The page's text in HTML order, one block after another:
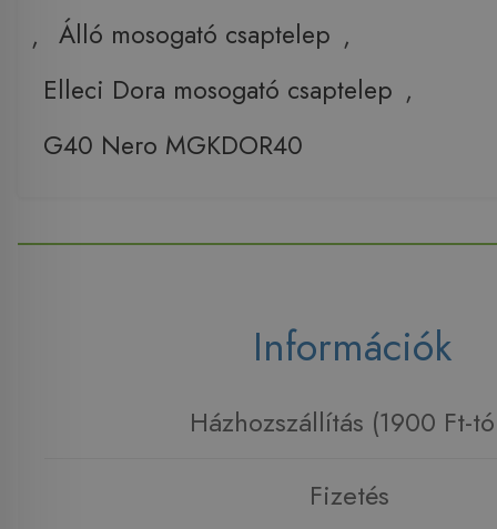
, Álló mosogató csaptelep ,
Elleci Dora mosogató csaptelep ,
G40 Nero MGKDOR40
Információk
Házhozszállítás (1900 Ft-
Fizetés